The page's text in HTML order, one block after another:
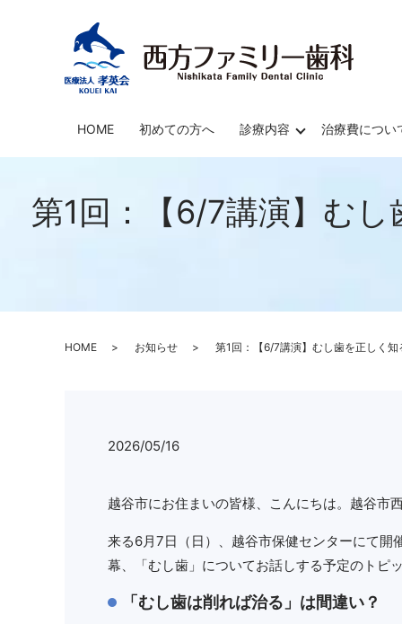
HOME 初めての方へ 診療内容 治療費につい
第1回：【6/7講演】む
HOME お知らせ 第1回：【6/7講演】むし歯を正しく知
2026/05/16
越谷市にお住まいの皆様、こんにちは。越谷市
来る6月7日（日）、越谷市保健センターにて開
幕、「むし歯」についてお話しする予定のトピ
「むし歯は削れば治る」は間違い？